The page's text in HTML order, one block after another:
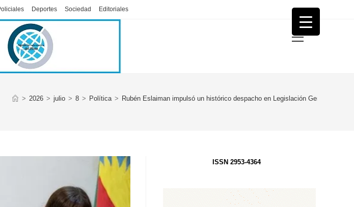
Deportes Sociedad Editoriales
Menú
> 2026 > julio > 8 > Política > Rubén Eslaiman impulsó un histórico despacho en Legislación General: «La
ISSN 2953-4364